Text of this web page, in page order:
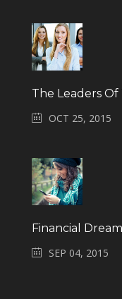
The Leaders
OCT 25, 2015
Financial
SEP 04, 2015